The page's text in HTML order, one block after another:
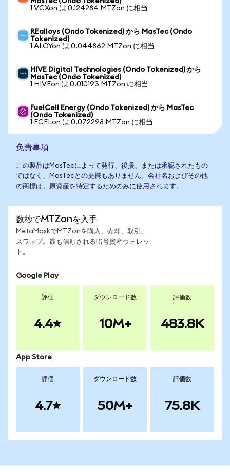
1 VCXon は 0.124284 MTZon に相当
REalloys (Ondo Tokenized) から MasTec (Ondo
Tokenized)
1 ALOYon は 0.044862 MTZon に相当
HIVE Digital Technologies (Ondo Tokenized) から
MasTec (Ondo Tokenized)
1 HIVEon は 0.010193 MTZon に相当
FuelCell Energy (Ondo Tokenized) から MasTec
(Ondo Tokenized)
1 FCELon は 0.072298 MTZon に相当
免責事項
この製品はMasTecによって発行、後援、または承認されたもの
ではなく、MasTecとの提携もありません。会社名およびその他
の商標は、原資産を特定するためのみに使用されます。
数秒でMTZonを入手
MetaMaskでMTZonを購入、売却、取引、
スワップ。最も信頼される暗号資産ウォレッ
ト。
Google Play
評価
4.4
ダウンロード数
10M+
評価数
483.8K
App Store
評価
4.7
ダウンロード数
50M+
評価数
75.8K